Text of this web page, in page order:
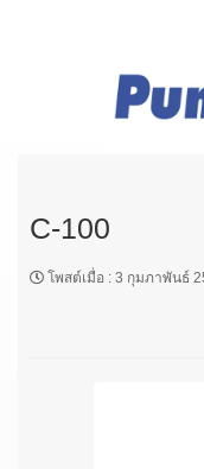
C-100
โพสต์เมื่อ : 3 กุมภาพันธ์